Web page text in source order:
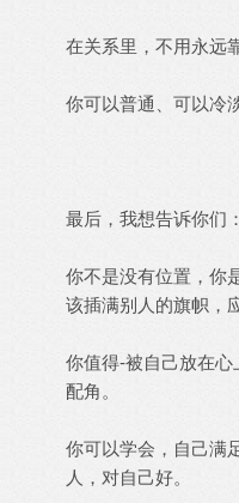
在关系里，不用永远
你可以普通、可以冷
最后，我想告诉你们：
你不是没有位置，你
该插满别人的旗帜，
你值得-被自己放在
配角。
你可以学会，自己满
人，对自己好。